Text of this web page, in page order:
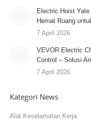
Electric Hoist
Hemat Ruang
7 April 2026
VEVOR Electric
Control – Solusi
7 April 2026
Kategori News
Alat Keselamatan Kerja